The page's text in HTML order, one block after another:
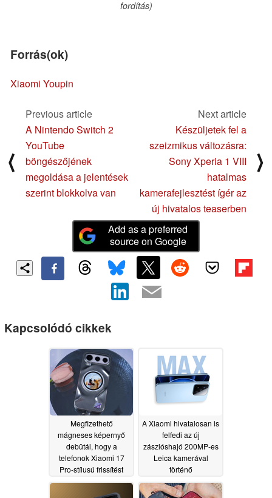
fordítás)
Forrás(ok)
Xiaomi Youpin
⟨
Previous article
A Nintendo Switch 2
YouTube
böngészőjének
megoldása a jelentések
szerint blokkolva van
Next article
Készüljetek fel a
szeizmikus változásra:
Sony Xperia 1 VIII
hatalmas
kamerafejlesztést ígér az
új hivatalos teaserben
⟩
Add as a preferred
source on Google
Kapcsolódó cikkek
Megfizethető
mágneses képernyő
debütál, hogy a
telefonok Xiaomi 17
Pro-stílusú frissítést
kapjanak05/20/2026
A Xiaomi hivatalosan is
felfedi az új
zászlóshajó 200MP-es
Leica kamerával
történő
megjelenésének
időpontját05/18/2026